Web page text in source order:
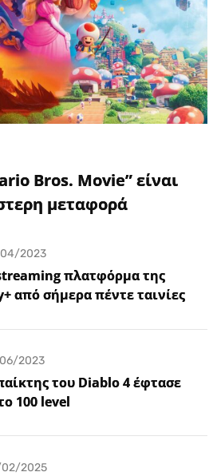
Bros. Movie” είναι
μεταφορά
2023
πλατφόρμα της
από σήμερα πέντε ταινίες
2023
του Diablo 4 έφτασε
100 level
2025